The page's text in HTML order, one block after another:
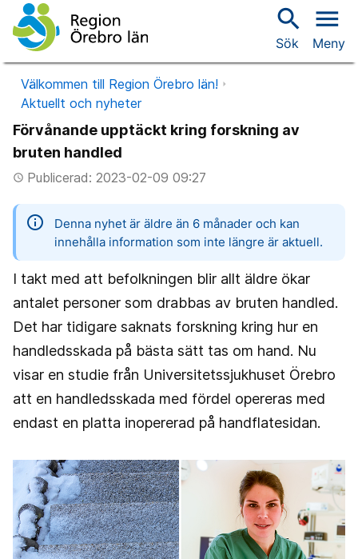
search
Sök
menu
Meny
Välkommen till Region Örebro län!
Aktuellt och nyheter
Förvånande upptäckt kring forskning av
bruten handled
access_timePublicerad: 2023-02-09 09:27
information
Denna nyhet är äldre än 6 månader och kan
innehålla information som inte längre är aktuell.
I takt med att befolkningen blir allt äldre ökar
antalet personer som drabbas av bruten handled.
Det har tidigare saknats forskning kring hur en
handledsskada på bästa sätt tas om hand. Nu
visar en studie från Universitetssjukhuset Örebro
att en handledsskada med fördel opereras med
endast en platta inopererad på handflatesidan.